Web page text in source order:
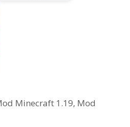
Minecraft 1.19, Mod